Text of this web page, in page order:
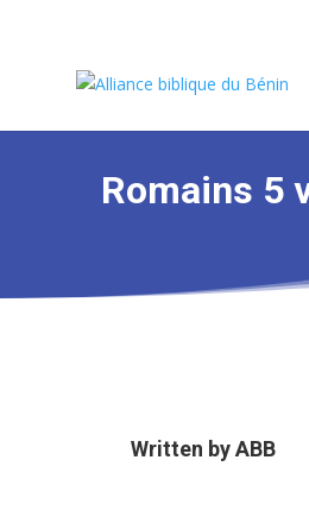
Romains 5
Written byABB